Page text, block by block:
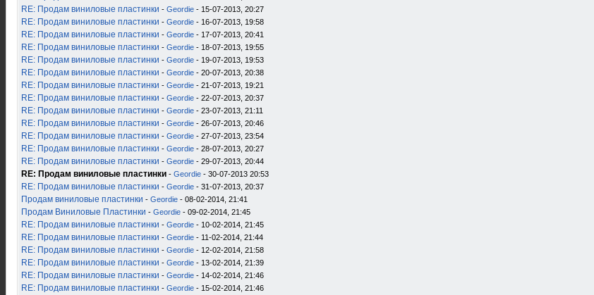
RE: Продам виниловые пластинки - Geordie - 15-07-2013, 20:27
RE: Продам виниловые пластинки - Geordie - 16-07-2013, 19:58
RE: Продам виниловые пластинки - Geordie - 17-07-2013, 20:41
RE: Продам виниловые пластинки - Geordie - 18-07-2013, 19:55
RE: Продам виниловые пластинки - Geordie - 19-07-2013, 19:53
RE: Продам виниловые пластинки - Geordie - 20-07-2013, 20:38
RE: Продам виниловые пластинки - Geordie - 21-07-2013, 19:21
RE: Продам виниловые пластинки - Geordie - 22-07-2013, 20:37
RE: Продам виниловые пластинки - Geordie - 23-07-2013, 21:11
RE: Продам виниловые пластинки - Geordie - 26-07-2013, 20:46
RE: Продам виниловые пластинки - Geordie - 27-07-2013, 23:54
RE: Продам виниловые пластинки - Geordie - 28-07-2013, 20:27
RE: Продам виниловые пластинки - Geordie - 29-07-2013, 20:44
RE: Продам виниловые пластинки - Geordie - 30-07-2013 20:53
RE: Продам виниловые пластинки - Geordie - 31-07-2013, 20:37
Продам виниловые пластинки - Geordie - 08-02-2014, 21:41
Продам Виниловые Пластинки - Geordie - 09-02-2014, 21:45
RE: Продам виниловые пластинки - Geordie - 10-02-2014, 21:45
RE: Продам виниловые пластинки - Geordie - 11-02-2014, 21:44
RE: Продам виниловые пластинки - Geordie - 12-02-2014, 21:58
RE: Продам виниловые пластинки - Geordie - 13-02-2014, 21:39
RE: Продам виниловые пластинки - Geordie - 14-02-2014, 21:46
RE: Продам виниловые пластинки - Geordie - 15-02-2014, 21:46